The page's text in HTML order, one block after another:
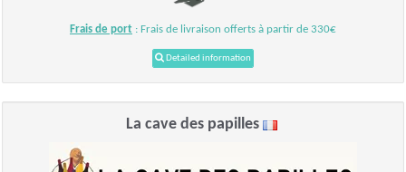
Frais de port : Frais de livraison offerts à partir de 330€
Detailed information
La cave des papilles